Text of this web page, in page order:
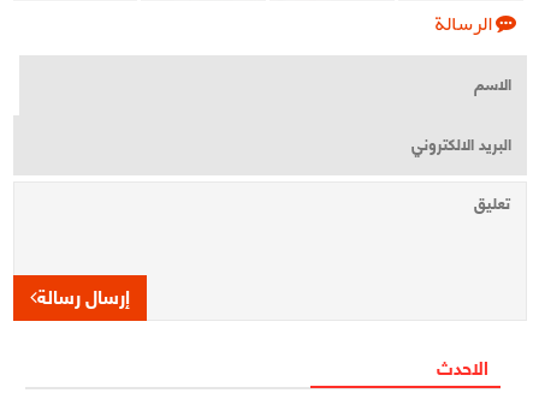
الرسالة
إرسال رسالة
الاحدث